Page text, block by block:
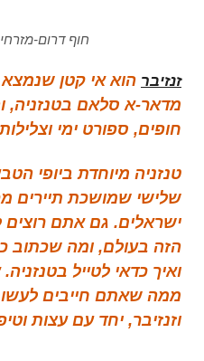
חוף דרום-
זנזיבר הוא אי קטן
מדאר-א סלאם בטנזניה,
חופים, ספורט ימי
טנזניה מיוחדת ביופי
שלישי שמושכת תיירים
ישראלים. גם אתם רוצים
הזה בעולם, ומה שכתוב
ואיך כדאי לטייל
ממה שאתם חייבים
וזנזיבר, יחד עם עצות